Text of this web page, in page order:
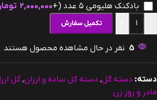
بادکنک هلیومی ۵ عدد
(+
2,000,000
تکمیل سفارش
5 نفر در حال مشاهده محصول هستند
دسته: دسته گل, دسته گل ساده و ارزان,گل
مادر و روز زن